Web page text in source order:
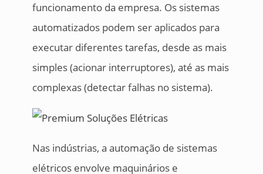
funcionamento da empresa. Os sistemas
automatizados podem ser aplicados para
executar diferentes tarefas, desde as mais
simples (acionar interruptores), até as mais
complexas (detectar falhas no sistema).
Nas indústrias, a automação de sistemas
elétricos envolve maquinários e